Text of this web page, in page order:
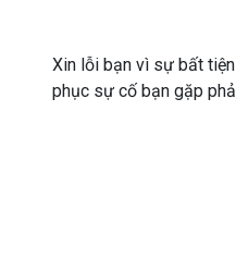
Xin lỗi bạn vì sự bất
phục sự cố bạn gặp